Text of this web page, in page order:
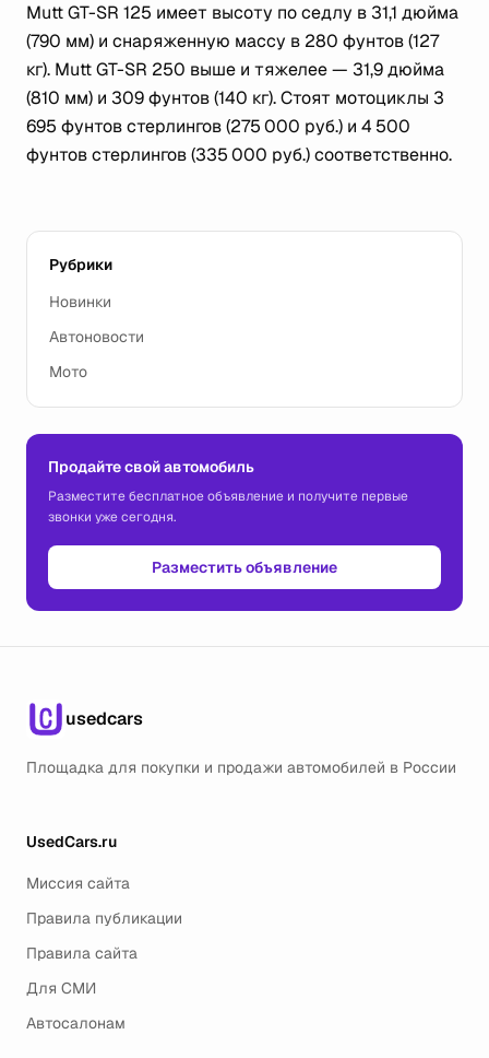
Mutt GT-SR 125 имеет высоту по седлу в 31,1 дюйма
(790 мм) и снаряженную массу в 280 фунтов (127
кг). Mutt GT-SR 250 выше и тяжелее — 31,9 дюйма
(810 мм) и 309 фунтов (140 кг). Стоят мотоциклы 3
695 фунтов стерлингов (275 000 руб.) и 4 500
фунтов стерлингов (335 000 руб.) соответственно.
Рубрики
Новинки
Автоновости
Мото
Продайте свой автомобиль
Разместите бесплатное объявление и получите первые
звонки уже сегодня.
Разместить объявление
usedcars
Площадка для покупки и продажи автомобилей в России
UsedCars.ru
Миссия сайта
Правила публикации
Правила сайта
Для СМИ
Автосалонам